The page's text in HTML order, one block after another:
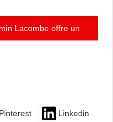
Lacombe offre un
Pinterest Linkedin